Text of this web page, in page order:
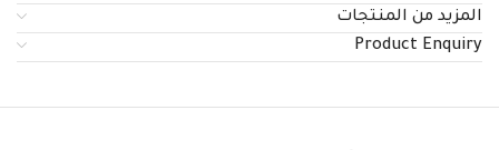
المزيد من المنتجات
Product Enquiry